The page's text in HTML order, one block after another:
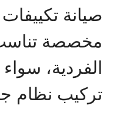
صيانة
مخصصة
الفردية،
تركيب نظام